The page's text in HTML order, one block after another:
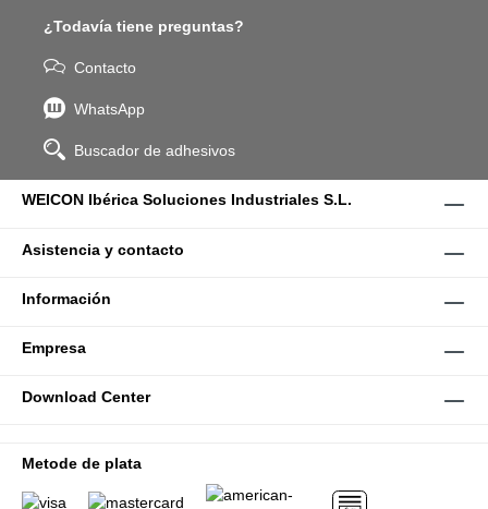
¿Todavía tiene preguntas?
Contacto
WhatsApp
Buscador de adhesivos
WEICON Ibérica Soluciones Industriales S.L.
Asistencia y contacto
Información
Empresa
Download Center
Metode de plata